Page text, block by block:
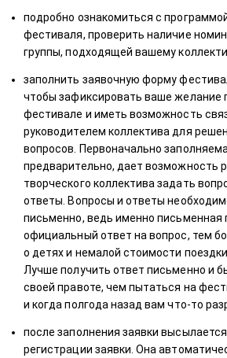
подробно ознакомиться с
фестиваля, проверить наличие
группы, подходящей вашему
заполнить заявочную форму
чтобы зафиксировать ваше желание
фестивале и иметь возможность
руководителем коллектива для
вопросов. Первоначально
предварительно, дает возможность
творческого коллектива задать
ответы. Вопросы и ответы
письменно, ведь именно письменная
официальный ответ на вопрос, тем
о детях и немалой стоимости
Лучше получить ответ письменно и
своей правоте, чем пытаться на
и когда полгода назад вам что-то
после заполнения заявки
регистрации заявки. Она